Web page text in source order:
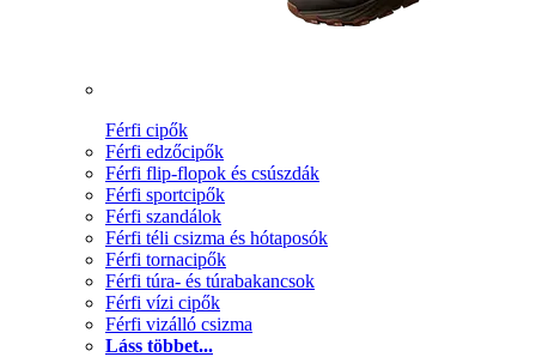
Férfi cipők
Férfi edzőcipők
Férfi flip-flopok és csúszdák
Férfi sportcipők
Férfi szandálok
Férfi téli csizma és hótaposók
Férfi tornacipők
Férfi túra- és túrabakancsok
Férfi vízi cipők
Férfi vizálló csizma
Láss többet...